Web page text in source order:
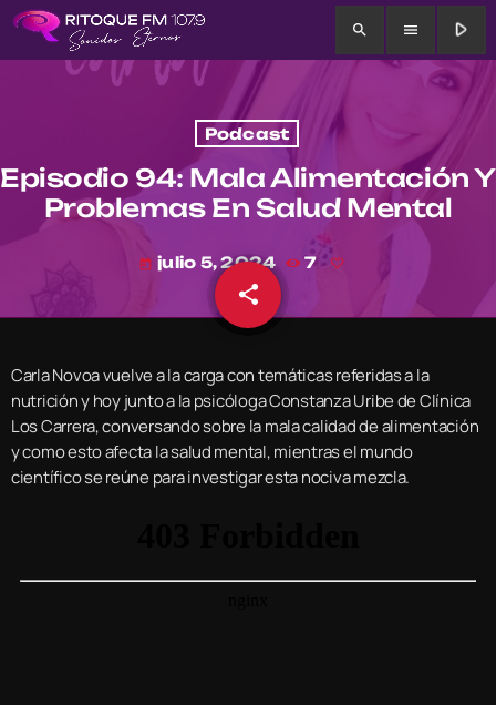
search menu play_arrow
Podcast
Episodio 94: Mala Alimentación Y
Problemas En Salud Mental
today julio 5, 2024 7
share
email
Carla Novoa vuelve a la carga con temáticas referidas a la
nutrición y hoy junto a la psicóloga Constanza Uribe de Clínica
Los Carrera, conversando sobre la mala calidad de alimentación
y como esto afecta la salud mental, mientras el mundo
científico se reúne para investigar esta nociva mezcla.